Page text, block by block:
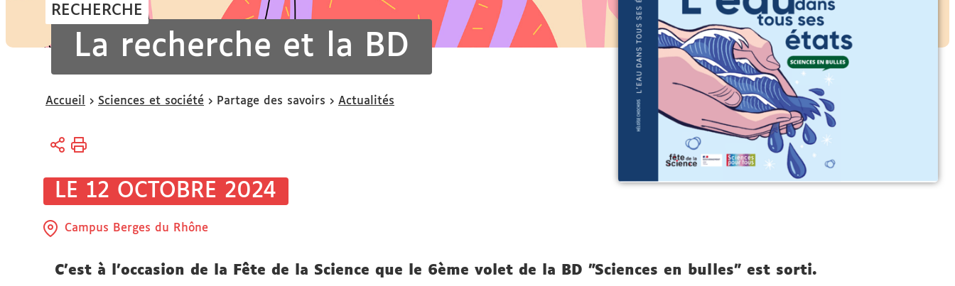
RECHERCHE
La recherche et la BD
Vous
ici :
Accueil Sciences et société Partage des savoirs Actualités
LE 12 OCTOBRE 2024
Campus Berges du Rhône
C'est à l'occasion de la Fête de la Science que le 6ème volet de la BD "Sciences en bulles" est sorti.